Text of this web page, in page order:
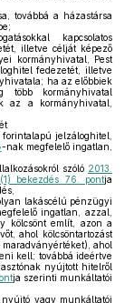
továbbá a házastársa
kapcsolatos
illetve célját képező
kormányhivatal, Pest
fedezetét, illetve
ha az előbbiek
több kormányhivatal
az a kormányhivatal,
jelzáloghitel,
-nak megfelelő ingatlan,
szóló 2013.
bekezdés 76. pontja
lakáscélú pénzügyi
ingatlan, azzal,
kölcsönt említ, azon a
ahol kölcsöntartozást
ahol
kell; továbbá ideértve
nyújtott hitelről
ja szerinti munkáltatói
vagy munkáltatói